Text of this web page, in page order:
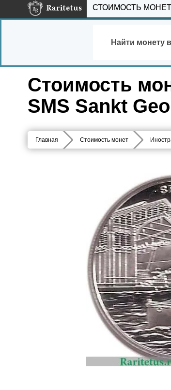
СТОИМОСТЬ МОНЕТ
Найти монету
Стоимость
SMS Sankt
Главная Стоимость монет